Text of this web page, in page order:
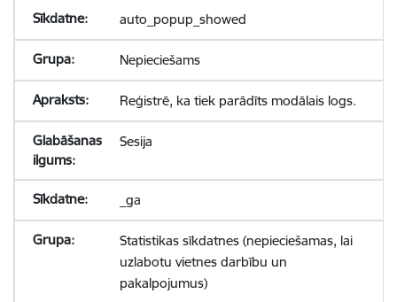
auto_popup_showed
Nepieciešams
Reģistrē, ka tiek parādīts modālais logs.
Sesija
_ga
Statistikas sīkdatnes (nepieciešamas, lai
uzlabotu vietnes darbību un
pakalpojumus)